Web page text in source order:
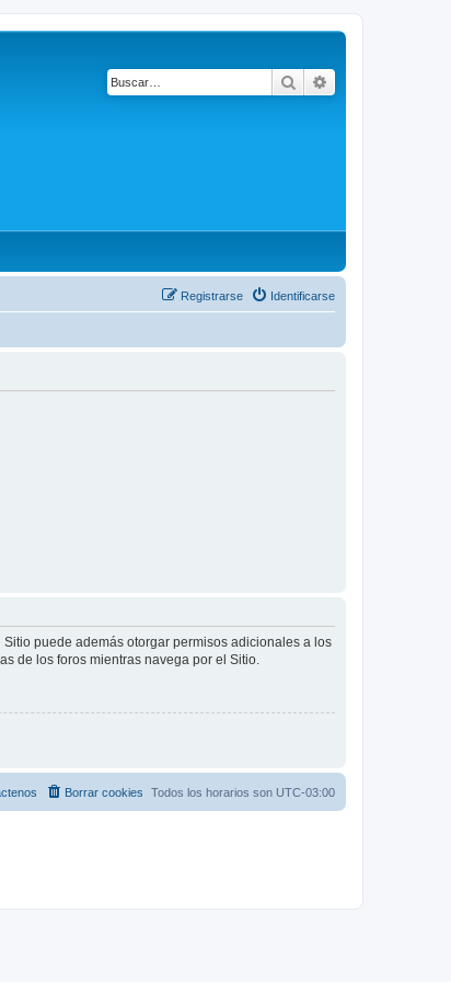
Buscar
Identificarse
Registrarse
puede además otorgar permisos adicionales a los
de los foros mientras navega por el Sitio.
Todos los horarios son UTC-03:00
Borrar cookies